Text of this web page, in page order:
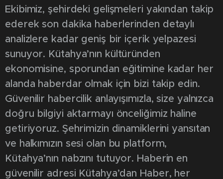
Ekibimiz, şehirdeki gelişmeleri yakından takip
ederek son dakika haberlerinden detaylı
analizlere kadar geniş bir içerik yelpazesi
sunuyor. Kütahya’nın kültüründen
ekonomisine, sporundan eğitimine kadar her
alanda haberdar olmak için bizi takip edin.
Güvenilir habercilik anlayışımızla, size yalnızca
doğru bilgiyi aktarmayı önceliğimiz haline
getiriyoruz. Şehrimizin dinamiklerini yansıtan
ve halkımızın sesi olan bu platform,
Kütahya’nın nabzını tutuyor. Haberin en
güvenilir adresi Kütahya’dan Haber, her